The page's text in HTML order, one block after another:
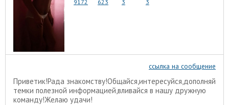
9172 623 3 3
ссылка на сообщение
Приветик!Рада знакомству!Общайся,интересуйся,дополняй
темки полезной информацией,вливайся в нашу дружную
команду!Желаю удачи!